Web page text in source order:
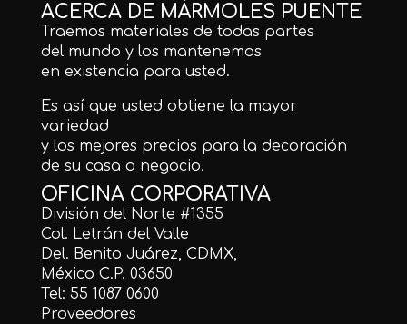
ACERCA DE MÁRMOLES PUENTE
Traemos materiales de todas partes
del mundo y los mantenemos
en existencia para usted.
Es así que usted obtiene la mayor
variedad
y los mejores precios para la decoración
de su casa o negocio.
OFICINA CORPORATIVA
División del Norte #1355
Col. Letrán del Valle
Del. Benito Juárez, CDMX,
México C.P. 03650
Tel: 55 1087 0600
Proveedores